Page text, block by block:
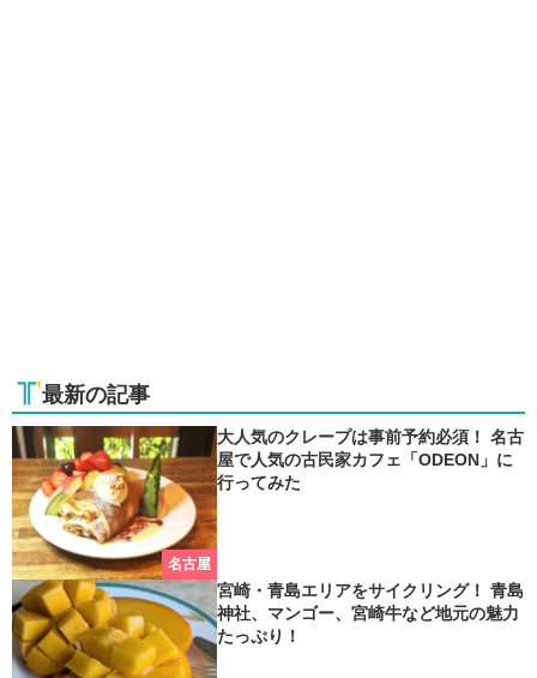
最新の記事
名古屋
大人気のクレープは事前予約必須！ 名古
屋で人気の古民家カフェ「ODEON」に
行ってみた
宮崎・青島エリアをサイクリング！ 青島
神社、マンゴー、宮崎牛など地元の魅力
たっぷり！